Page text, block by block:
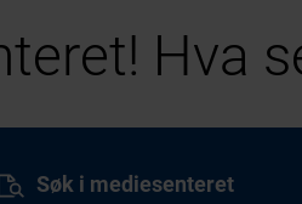
Hva
Søk i mediesenteret